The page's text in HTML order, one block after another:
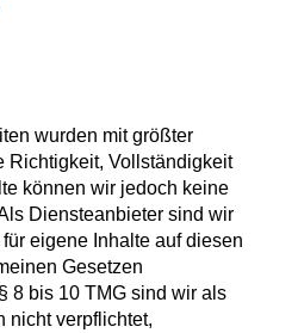
wurden mit größter
Richtigkeit, Vollständigkeit
können wir jedoch keine
Diensteanbieter sind wir
eigene Inhalte auf diesen
Gesetzen
8 bis 10 TMG sind wir als
nicht verpflichtet,